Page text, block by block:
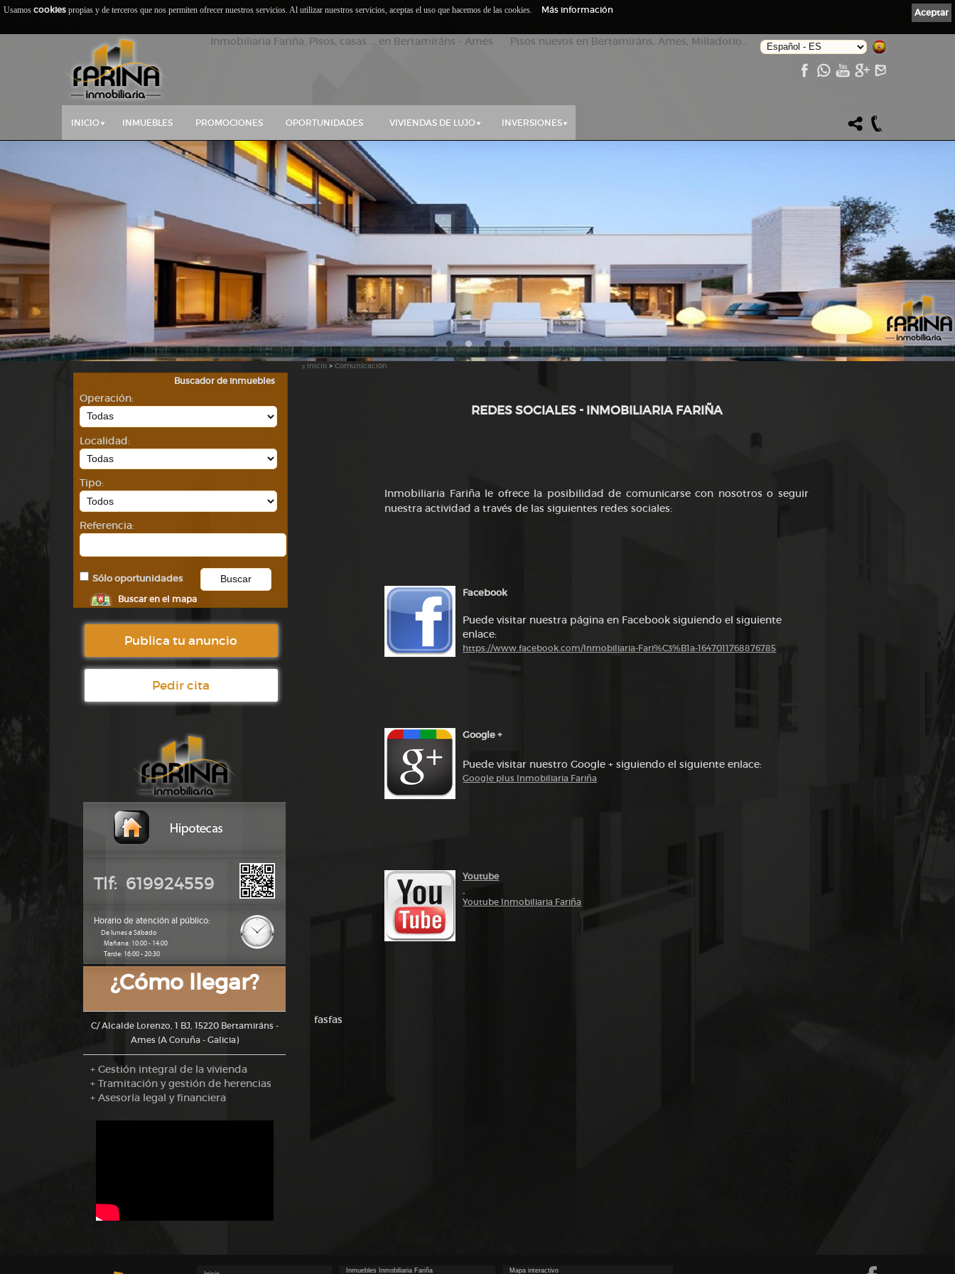
Inmobiliaria Fariña. Pisos, casas ... en Bertamiráns - Ames Pisos nuevos en Bertamiráns, Ames, Milladorio...
INICIO INMUEBLES PROMOCIONES OPORTUNIDADES VIVIENDAS DE LUJO INVERSIONES
Buscador de inmuebles
Operación:
Localidad:
Tipo:
Referencia:
Sólo oportunidades
Buscar en el mapa
Publica tu anuncio
Pedir cita
Tlf: 619924559
Horario de atención al público:
De lunes a Sábado
Mañana: 10:00 - 14:00
Tarde: 16:00 - 20:30
¿Cómo llegar?
C/ Alcalde Lorenzo, 1 BJ, 15220 Bertamiráns -
Ames (A Coruña - Galicia)
+ Gestión integral de la vivienda
+ Tramitación y gestión de herencias
+ Asesoría legal y financiera
:: Inicio > Comunicación
REDES SOCIALES - INMOBILIARIA FARIÑA
Inmobiliaria Fariña le ofrece la posibilidad de comunicarse con nosotros o seguir
nuestra actividad a través de las siguientes redes sociales:
Facebook
Puede visitar nuestra página en Facebook siguiendo el siguiente
enlace:
https://www.facebook.com/Inmobiliaria-Fari%C3%B1a-1647011768876785
Google +
Puede visitar nuestro Google + siguiendo el siguiente enlace:
Google plus Inmobiliaria Fariña
Youtube
Youtube Inmobiliaria Fariña
fasfas
Inmuebles Inmobiliaria Fariña Mapa interactivo
Aceptar
Usamos cookies propias y de terceros que nos permiten ofrecer nuestros servicios. Al utilizar nuestros servicios, aceptas el uso que hacemos de las cookies. Más información